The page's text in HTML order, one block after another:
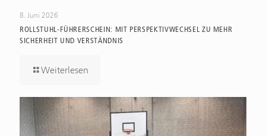
8. Juni 2026
ROLLSTUHL-FÜHRERSCHEIN: MIT PERSPEKTIVWECHSEL ZU MEHR
SICHERHEIT UND VERSTÄNDNIS
Weiterlesen